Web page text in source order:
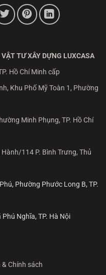
TƯ XÂY DỰNG LUXCASA
Hồ Chí Minh cấp
Khu Phố Mỹ Toàn 1, Phường
Minh Phụng, TP. Hồ Chí
Hành/114 P. Bình Trưng, Thủ
Phường Phước Long B, TP.
Phú Nghĩa, TP. Hà Nội
Chính sách